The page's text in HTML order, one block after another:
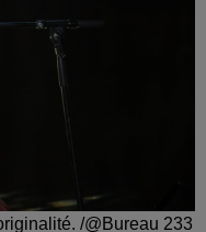
/@Bureau 233